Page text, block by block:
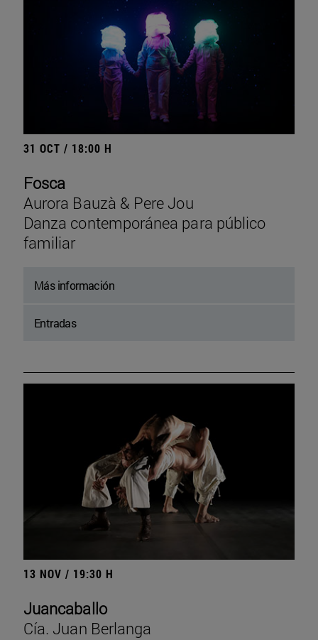
31 OCT / 18:00 H
Fosca
Aurora Bauzà & Pere Jou
Danza contemporánea para público
familiar
Más información
Entradas
13 NOV / 19:30 H
Juancaballo
Cía. Juan Berlanga